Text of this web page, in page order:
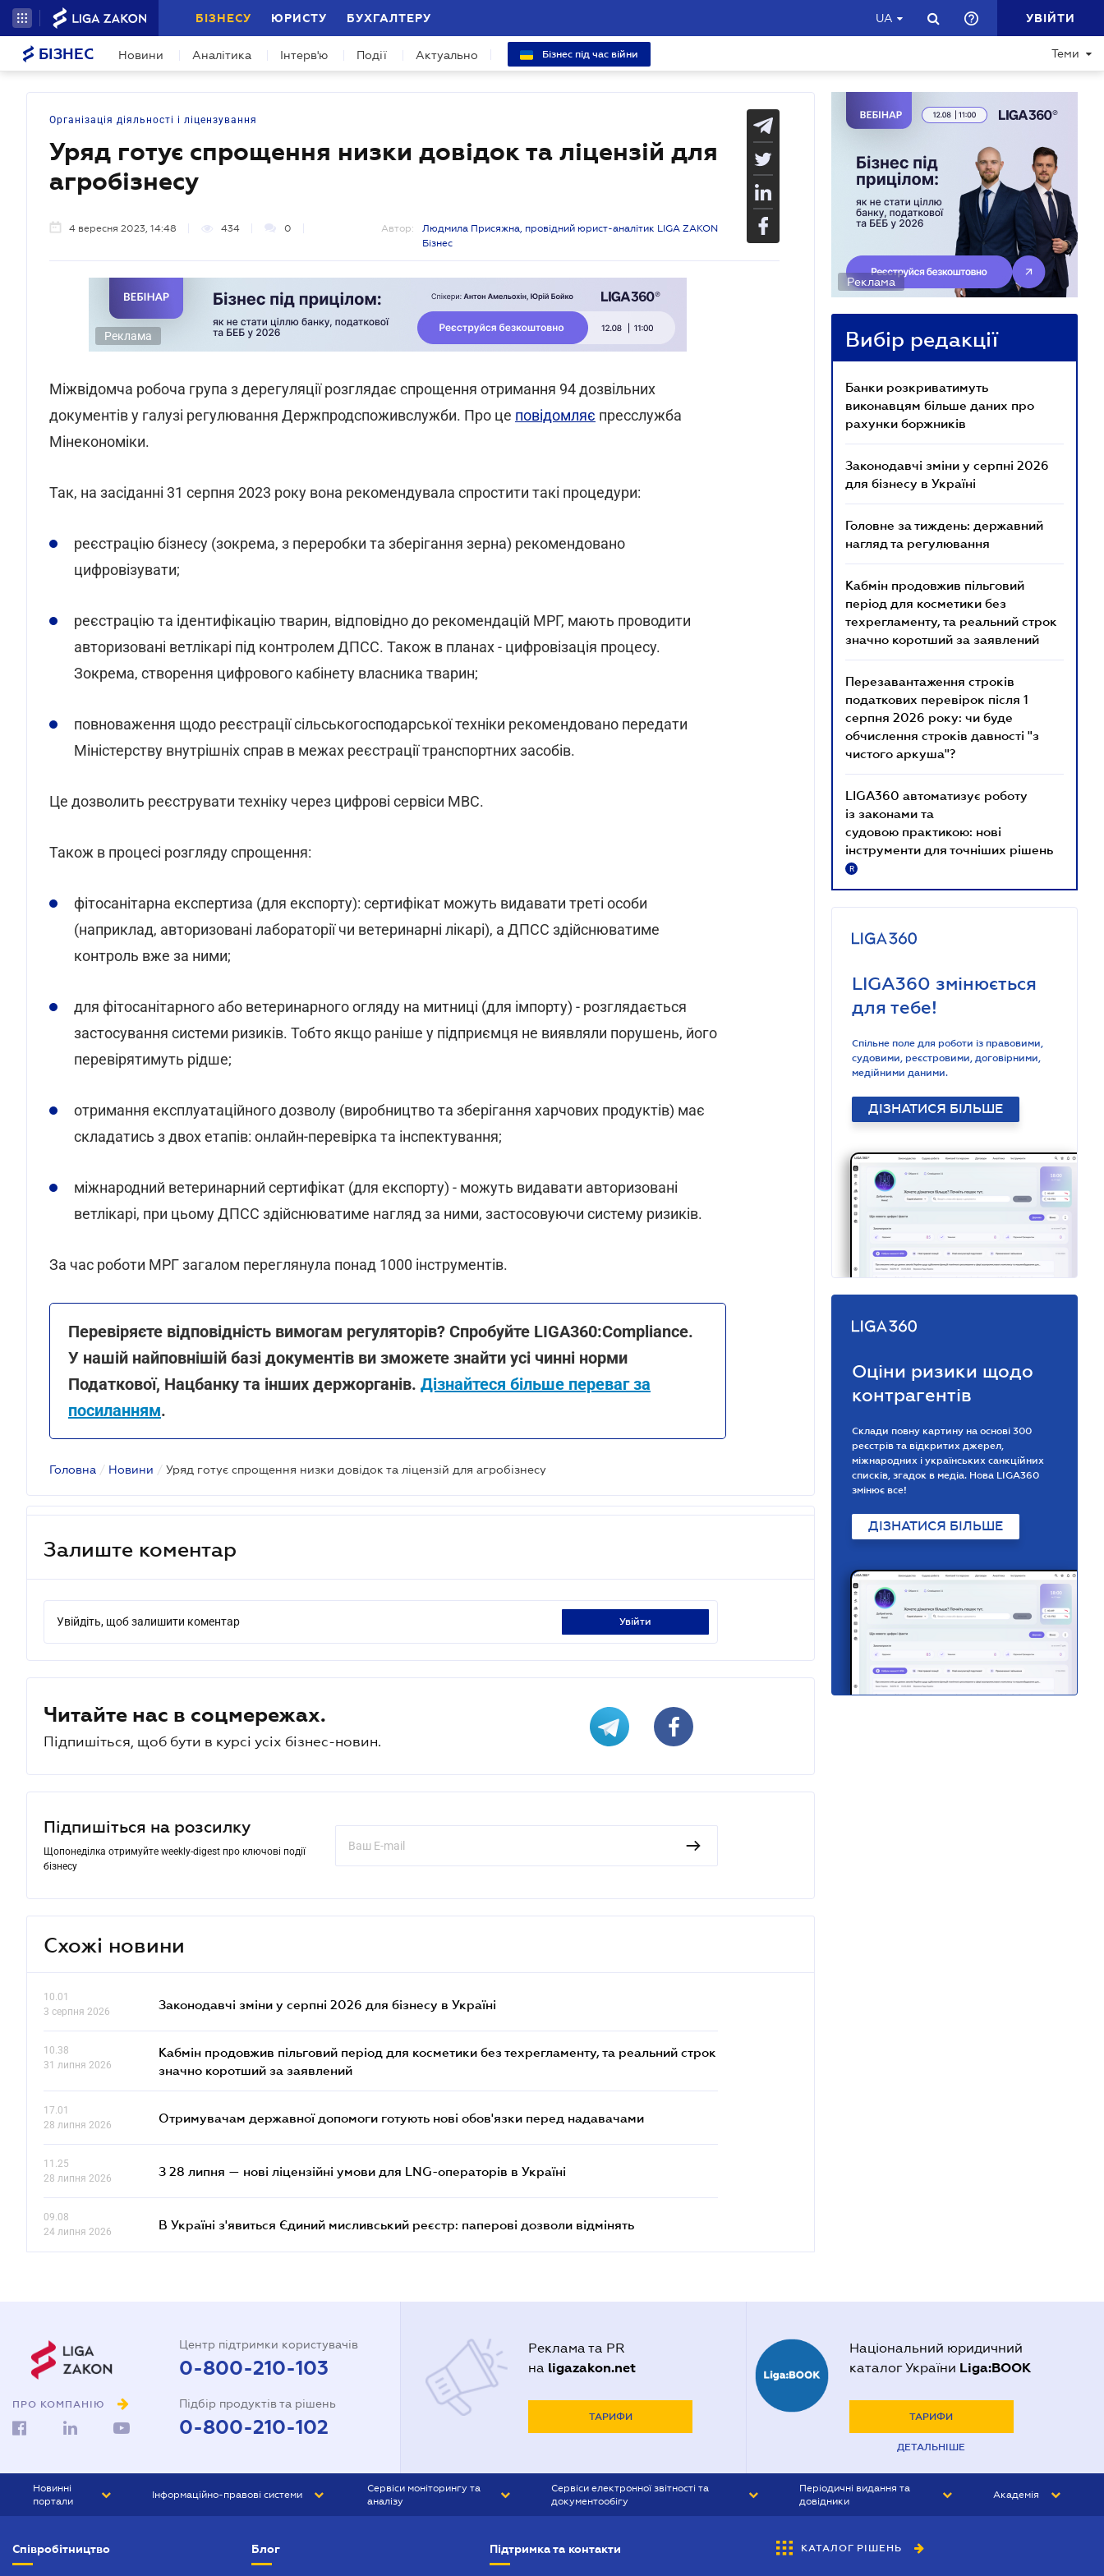
БІЗНЕСУ ЮРИСТУ БУХГАЛТЕРУ UA УВІЙТИ
БІЗНЕС Новини Аналітика Інтерв'ю Події Актуально Бізнес під час війни Теми
Організація діяльності і ліцензування
Уряд готує спрощення низки довідок та ліцензій для
агробізнесу
4 вересня 2023, 14:48 434 0 Автор:
Людмила Присяжна, провідний юрист-аналітик LIGA ZAKON
Бізнес
Реклама
Міжвідомча робоча група з дерегуляції розглядає спрощення отримання 94 дозвільних
документів у галузі регулювання Держпродспоживслужби. Про це повідомляє пресслужба
Мінекономіки.
Так, на засіданні 31 серпня 2023 року вона рекомендувала спростити такі процедури:
реєстрацію бізнесу (зокрема, з переробки та зберігання зерна) рекомендовано
цифровізувати;
реєстрацію та ідентифікацію тварин, відповідно до рекомендацій МРГ, мають проводити
авторизовані ветлікарі під контролем ДПСС. Також в планах - цифровізація процесу.
Зокрема, створення цифрового кабінету власника тварин;
повноваження щодо реєстрації сільськогосподарської техніки рекомендовано передати
Міністерству внутрішніх справ в межах реєстрації транспортних засобів.
Це дозволить реєструвати техніку через цифрові сервіси МВС.
Також в процесі розгляду спрощення:
фітосанітарна експертиза (для експорту): сертифікат можуть видавати треті особи
(наприклад, авторизовані лабораторії чи ветеринарні лікарі), а ДПСС здійснюватиме
контроль вже за ними;
для фітосанітарного або ветеринарного огляду на митниці (для імпорту) - розглядається
застосування системи ризиків. Тобто якщо раніше у підприємця не виявляли порушень, його
перевірятимуть рідше;
отримання експлуатаційного дозволу (виробництво та зберігання харчових продуктів) має
складатись з двох етапів: онлайн-перевірка та інспектування;
міжнародний ветеринарний сертифікат (для експорту) - можуть видавати авторизовані
ветлікарі, при цьому ДПСС здійснюватиме нагляд за ними, застосовуючи систему ризиків.
За час роботи МРГ загалом переглянула понад 1000 інструментів.
Перевіряєте відповідність вимогам регуляторів? Спробуйте LIGA360:Compliance.
У нашій найповнішій базі документів ви зможете знайти усі чинні норми
Податкової, Нацбанку та інших держорганів. Дізнайтеся більше переваг за
посиланням.
Головна / Новини / Уряд готує спрощення низки довідок та ліцензій для агробізнесу
Залиште коментар
Увійдіть, щоб залишити коментар увійти
Читайте нас в соцмережах.
Підпишіться, щоб бути в курсі усіх бізнес-новин.
Підпишіться на розсилку
Щопонеділка отримуйте weekly-digest про ключові події
бізнесу
Схожі новини
10.01
3 серпня 2026
Законодавчі зміни у серпні 2026 для бізнесу в Україні
10.38
31 липня 2026
Кабмін продовжив пільговий період для косметики без техрегламенту, та реальний строк
значно коротший за заявлений
17.01
28 липня 2026
Отримувачам державної допомоги готують нові обов'язки перед надавачами
11.25
28 липня 2026
З 28 липня — нові ліцензійні умови для LNG-операторів в Україні
09.08
24 липня 2026
В Україні з'явиться Єдиний мисливський реєстр: паперові дозволи відмінять
Реклама
Вибір редакції
Банки розкриватимуть
виконавцям більше даних про
рахунки боржників
Законодавчі зміни у серпні 2026
для бізнесу в Україні
Головне за тиждень: державний
нагляд та регулювання
Кабмін продовжив пільговий
період для косметики без
техрегламенту, та реальний строк
значно коротший за заявлений
Перезавантаження строків
податкових перевірок після 1
серпня 2026 року: чи буде
обчислення строків давності "з
чистого аркуша"?
LIGA360 автоматизує роботу
із законами та
судовою практикою: нові
інструменти для точніших рішень
R
LIGA360 змінюється
для тебе!
Спільне поле для роботи із правовими,
судовими, реєстровими, договірними,
медійними даними.
ДІЗНАТИСЯ БІЛЬШЕ
Оціни ризики щодо
контрагентів
Склади повну картину на основі 300
реєстрів та відкритих джерел,
міжнародних і українських санкційних
списків, згадок в медіа. Нова LIGA360
змінює все!
ДІЗНАТИСЯ БІЛЬШЕ
ПРО КОМПАНІЮ
Центр підтримки користувачів
0-800-210-103
Підбір продуктів та рішень
0-800-210-102
Реклама та PR
на ligazakon.net
ТАРИФИ
Національний юридичний
каталог України Liga:BOOK
ТАРИФИ
ДЕТАЛЬНІШЕ
Новинні
портали
БІЗНЕС
Інформаційно-правові системи
Сервіси моніторингу та
аналізу
Сервіси електронної звітності та
документообігу
Періодичні видання та
довідники
БУХГАЛТЕР&ЗАКОН
Академія
Співробітництво Блог Підтримка та контакти КАТАЛОГ РІШЕНЬ